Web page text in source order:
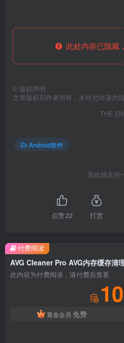
此处内容已隐藏
© 版权声明
文章版权归作者所有，未经允许请勿转
THE
Android软件
喜欢就支持
点赞22 打赏
AVG Cleaner Pro AVG内存缓存清
此内容为付费阅读，请付费后查看
10
黄金会员 免费
付费阅读